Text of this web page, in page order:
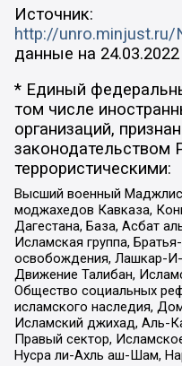
Источник:
http://unro.minjust.ru/
данные на 24.03.2022
* Единый
том числе
организаций,
законодательством
террористическими:
Высший военный
моджахедов Кавказа,
Дагестана, База, Асбат
Исламская группа,
освобождения, Лашкар-И-
Движение Талибан,
Общество социальных
исламского наследия,
Исламский джихад, Аль-
Правый сектор,
Нусра ли-Ахль аш-Шам,